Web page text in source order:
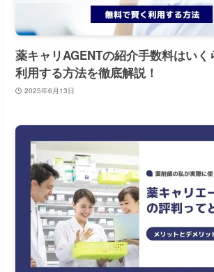
薬キャリAGENTの紹介手数料はいく
利用する方法を徹底解説！
2025年6月13日